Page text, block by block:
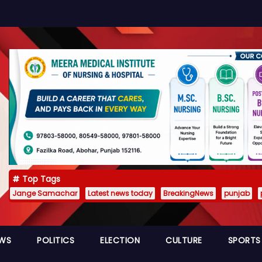
Top Tags
Jange Samachar Latest news today BreakingNews punjab
POLITICS ELECTION CULTURE SPORTS